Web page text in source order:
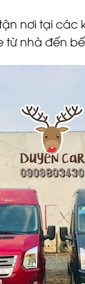
nơi tại các
nhà đến